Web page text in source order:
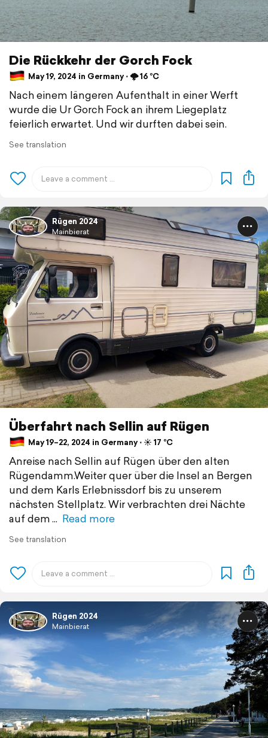
Die Rückkehr der Gorch Fock
May 19, 2024 in Germany ⋅ 🌩️ 16 °C
Nach einem längeren Aufenthalt in einer Werft
wurde die Ur Gorch Fock an ihrem Liegeplatz
feierlich erwartet. Und wir durften dabei sein.
See translation
Rügen 2024
Mainbierat
Überfahrt nach Sellin auf Rügen
May 19–22, 2024 in Germany ⋅ ☀️ 17 °C
Anreise nach Sellin auf Rügen über den alten
Rügendamm.Weiter quer über die Insel an Bergen
und dem Karls Erlebnissdorf bis zu unserem
nächsten Stellplatz. Wir verbrachten drei Nächte
auf dem
Read more
See translation
Rügen 2024
Mainbierat